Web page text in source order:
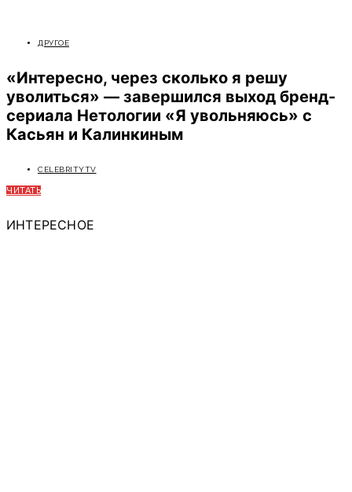
ДРУГОЕ
«Интересно, через сколько я решу
уволиться»‎ — завершился выход бренд-
сериала Нетологии «Я увольняюсь»‎ с
Касьян и Калинкиным
CELEBRITYTV
ЧИТАТЬ
ИНТЕРЕСНОЕ